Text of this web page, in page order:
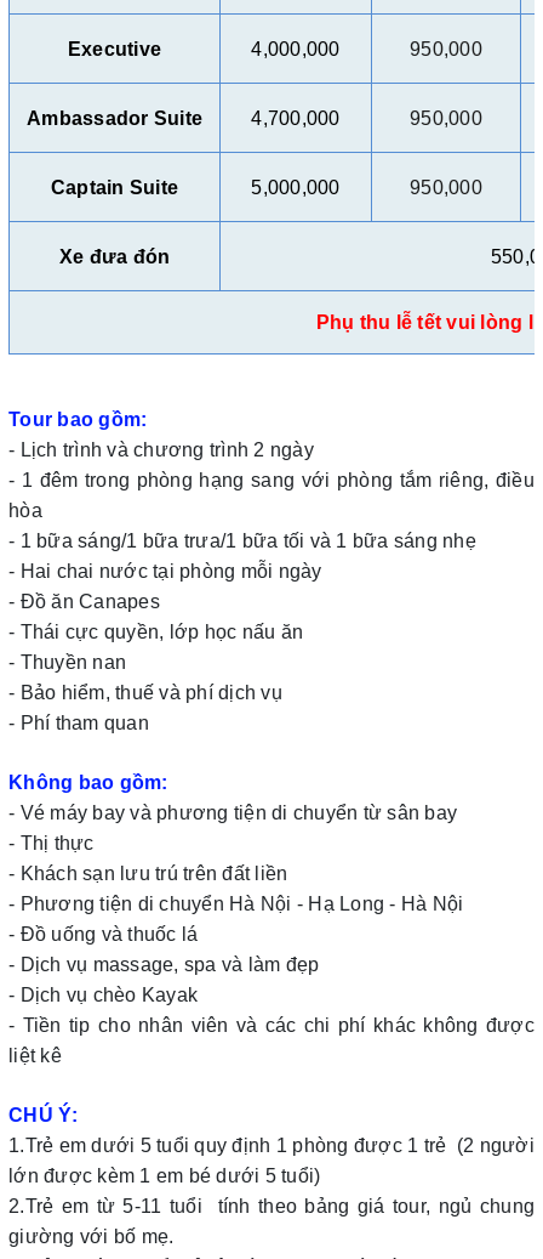
Executive 4,000,000 950,000
Ambassador Suite 4,700,000 950,000
Captain Suite 5,000,000 950,000
Xe đưa đón
Phụ thu lễ tết vui lòng
Tour bao gồm:
- Lịch trình và chương trình 2 ngày
- 1 đêm trong phòng hạng sang với phòng tắm riêng, điều
hòa
- 1 bữa sáng/1 bữa trưa/1 bữa tối và 1 bữa sáng nhẹ
- Hai chai nước tại phòng mỗi ngày
- Đồ ăn Canapes
- Thái cực quyền, lớp học nấu ăn
- Thuyền nan
- Bảo hiểm, thuế và phí dịch vụ
- Phí tham quan
Không bao gồm:
- Vé máy bay và phương tiện di chuyển từ sân bay
- Thị thực
- Khách sạn lưu trú trên đất liền
- Phương tiện di chuyển Hà Nội - Hạ Long - Hà Nội
- Đồ uống và thuốc lá
- Dịch vụ massage, spa và làm đẹp
- Dịch vụ chèo Kayak
- Tiền tip cho nhân viên và các chi phí khác không được
liệt kê
CHÚ Ý:
1.Trẻ em dưới 5 tuổi quy định 1 phòng được 1 trẻ (2 người
lớn được kèm 1 em bé dưới 5 tuổi)
2.Trẻ em từ 5-11 tuổi tính theo bảng giá tour, ngủ chung
giường với bố mẹ.